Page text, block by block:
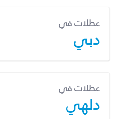
عطلات في
دبي
عطلات في
دلهي